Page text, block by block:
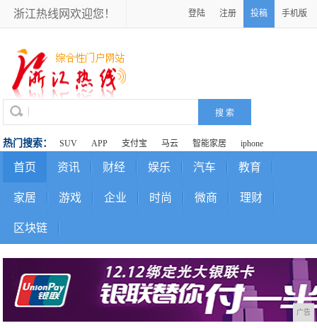
浙江热线网欢迎您！ 登陆 注册 投稿 手机版
热门搜索： SUV APP 支付宝 马云 智能家居 iphone
首页 资讯 财经 娱乐 汽车 教育
家居 游戏 企业 时尚 微商 理财
区块链
广告